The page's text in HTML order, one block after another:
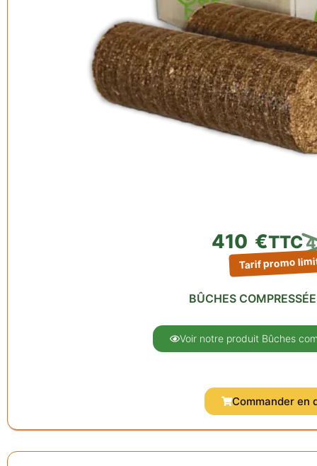
410 €TTC
Tarif promo
BÛCHES
Voir notre produit Bûches
Commander en